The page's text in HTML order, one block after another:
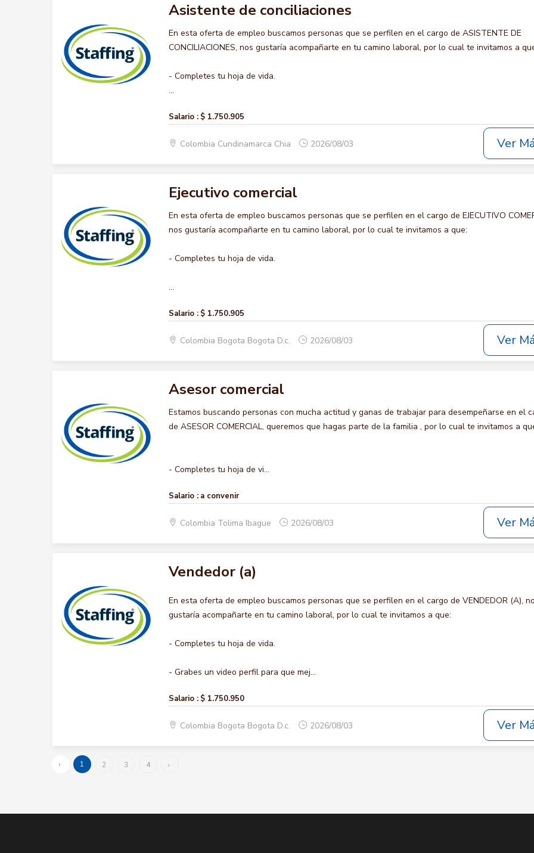
Asistente de conciliaciones
En esta oferta de empleo buscamos personas que se perfilen en el cargo de ASISTENTE DE
CONCILIACIONES, nos gustaría acompañarte en tu camino laboral, por lo cual te invitamos a
- Completes tu hoja de vida.
...
Salario : $ 1.750.905
Colombia Cundinamarca Chia 2026/08/03 Ver
Ejecutivo comercial
En esta oferta de empleo buscamos personas que se perfilen en el cargo de EJECUTIVO
nos gustaría acompañarte en tu camino laboral, por lo cual te invitamos a que:
- Completes tu hoja de vida.
...
Salario : $ 1.750.905
Colombia Bogota Bogota D.c. 2026/08/03 Ver
Asesor comercial
Estamos buscando personas con mucha actitud y ganas de trabajar para desempeñarse en el
de ASESOR COMERCIAL, queremos que hagas parte de la familia , por lo cual te invitamos a
- Completes tu hoja de vi...
Salario : a convenir
Colombia Tolima Ibague 2026/08/03 Ver
Vendedor (a)
En esta oferta de empleo buscamos personas que se perfilen en el cargo de VENDEDOR (A),
gustaría acompañarte en tu camino laboral, por lo cual te invitamos a que:
- Completes tu hoja de vida.
- Grabes un video perfil para que mej...
Salario : $ 1.750.950
Colombia Bogota Bogota D.c. 2026/08/03 Ver
‹ 1 2 3 4 ›